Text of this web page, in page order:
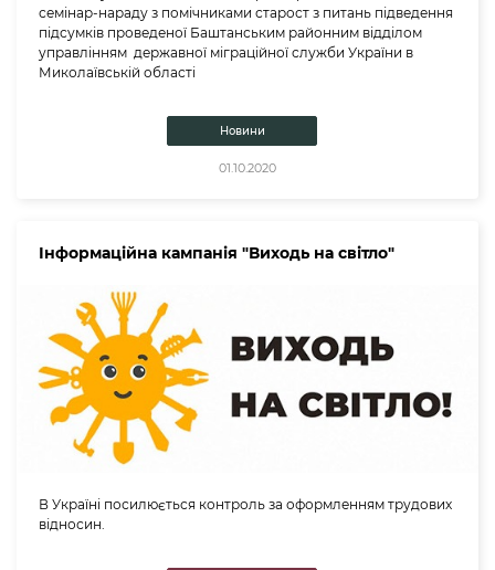
семінар-нараду з помічниками старост з питань підведення
підсумків проведеної Баштанським районним відділом
управлінням державної міграційної служби України в
Миколаївській області
Новини
01.10.2020
Інформаційна кампанія "Виходь на світло"
В Україні посилюється контроль за оформленням трудових
відносин.